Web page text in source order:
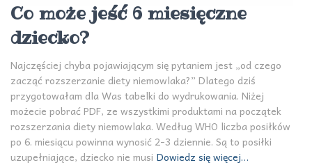
Co może jeść 6 miesięczne
dziecko?
Najczęściej chyba pojawiającym się pytaniem jest „od czego
zacząć rozszerzanie diety niemowlaka?” Dlatego dziś
przygotowałam dla Was tabelki do wydrukowania. Niżej
możecie pobrać PDF, ze wszystkimi produktami na początek
rozszerzania diety niemowlaka. Według WHO liczba posiłków
po 6. miesiącu powinna wynosić 2-3 dziennie. Są to posiłki
uzupełniające, dziecko nie musi Dowiedz się więcej…